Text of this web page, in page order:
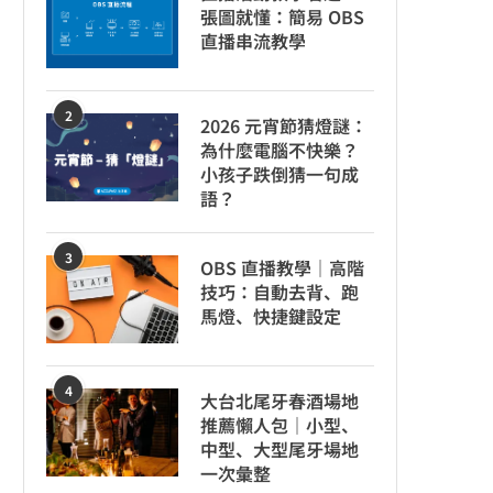
張圖就懂：簡易 OBS
直播串流教學
2
2026 元宵節猜燈謎：
為什麼電腦不快樂？
小孩子跌倒猜一句成
語？
3
OBS 直播教學｜高階
技巧：自動去背、跑
馬燈、快捷鍵設定
4
大台北尾牙春酒場地
推薦懶人包｜小型、
中型、大型尾牙場地
一次彙整